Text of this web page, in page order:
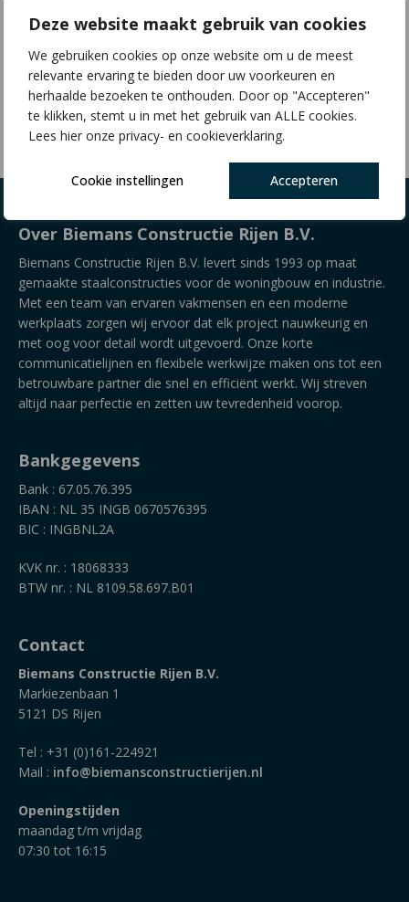
Deze website maakt gebruik van cookies
We gebruiken cookies op onze website om u de meest
relevante ervaring te bieden door uw voorkeuren en
herhaalde bezoeken te onthouden. Door op "Accepteren"
te klikken, stemt u in met het gebruik van ALLE cookies.
Lees hier onze privacy- en cookieverklaring.
Cookie instellingen Accepteren
H01 | S70x8 |
L150x40
€2,98
H02 | S70x10 |
L150x40
€2,88
Over Biemans Constructie Rijen B.V.
Biemans Constructie Rijen B.V. levert sinds 1993 op maat
gemaakte staalconstructies voor de woningbouw en industrie.
Met een team van ervaren vakmensen en een moderne
werkplaats zorgen wij ervoor dat elk project nauwkeurig en
met oog voor detail wordt uitgevoerd. Onze korte
communicatielijnen en flexibele werkwijze maken ons tot een
betrouwbare partner die snel en efficiënt werkt. Wij streven
altijd naar perfectie en zetten uw tevredenheid voorop.
Bankgegevens
Bank : 67.05.76.395
IBAN : NL 35 INGB 0670576395
BIC : INGBNL2A
KVK nr. : 18068333
BTW nr. : NL 8109.58.697.B01
Contact
Biemans Constructie Rijen B.V.
Markiezenbaan 1
5121 DS Rijen
Tel : +31 (0)161-224921
Mail : info@biemansconstructierijen.nl
Openingstijden
maandag t/m vrijdag
07:30 tot 16:15